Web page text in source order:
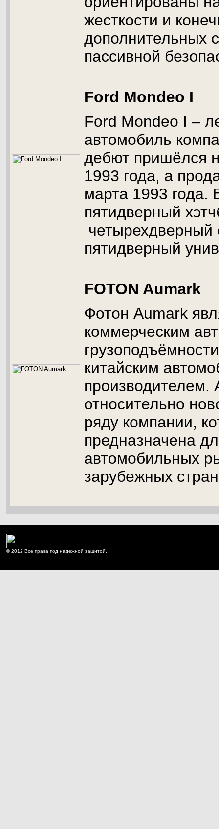
жесткости и
дополнительных
пассивной
Ford Mondeo I
Ford Mondeo I –
автомобиль
дебют пришёлся
1993 года, а
марта 1993 года.
пятидверный
четырехдверный
пятидверный
FOTON Aumark
Фотон Aumark
коммерческим
китайским
производителем.
относительно
ряду компании,
предназначена
автомобильных
зарубежных
© 2012 Все права под надежной защитой.